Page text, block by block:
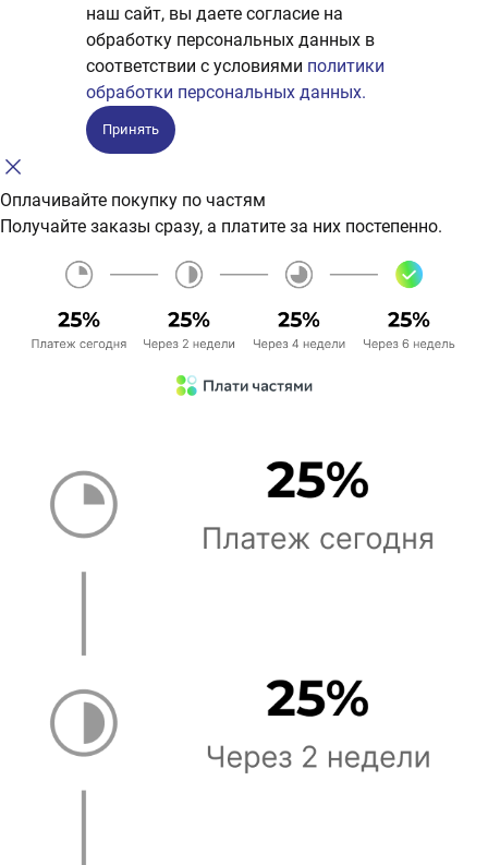
наш сайт, вы даете согласие на
обработку персональных данных в
соответствии с условиями политики
обработки персональных данных.
Принять
Оплачивайте покупку по частям
Получайте заказы сразу, а платите за них постепенно.